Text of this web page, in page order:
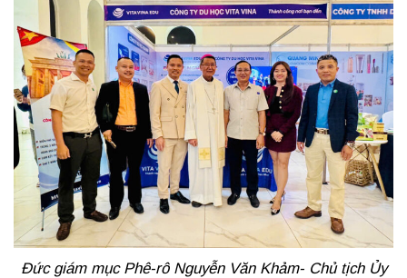
Đức giám mục Phê-rô Nguyễn Văn Khảm- Chủ tịch Ủy